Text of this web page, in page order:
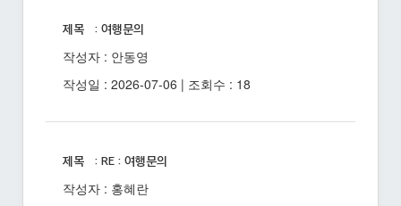
제목 : 여행문의
작성자 : 안동영
작성일 : 2026-07-06 | 조회수 : 18
제목 : RE : 여행문의
작성자 : 홍혜란